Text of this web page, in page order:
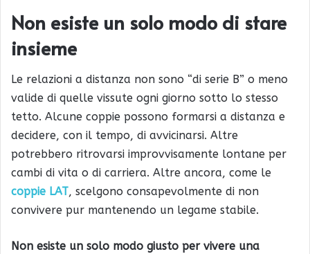
Non esiste un solo modo di stare
insieme
Le relazioni a distanza non sono “di serie B” o meno
valide di quelle vissute ogni giorno sotto lo stesso
tetto. Alcune coppie possono formarsi a distanza e
decidere, con il tempo, di avvicinarsi. Altre
potrebbero ritrovarsi improvvisamente lontane per
cambi di vita o di carriera. Altre ancora, come le
coppie LAT, scelgono consapevolmente di non
convivere pur mantenendo un legame stabile.
Non esiste un solo modo giusto per vivere una